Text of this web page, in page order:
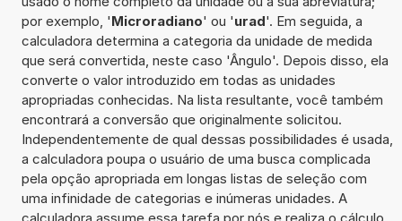
por exemplo, 'Microradiano' ou 'urad'. Em seguida, a
calculadora determina a categoria da unidade de medida
que será convertida, neste caso 'Ângulo'. Depois disso, ela
converte o valor introduzido em todas as unidades
apropriadas conhecidas. Na lista resultante, você também
encontrará a conversão que originalmente solicitou.
Independentemente de qual dessas possibilidades é usada,
a calculadora poupa o usuário de uma busca complicada
pela opção apropriada em longas listas de seleção com
uma infinidade de categorias e inúmeras unidades. A
calculadora assume essa tarefa por nós e realiza o cálculo